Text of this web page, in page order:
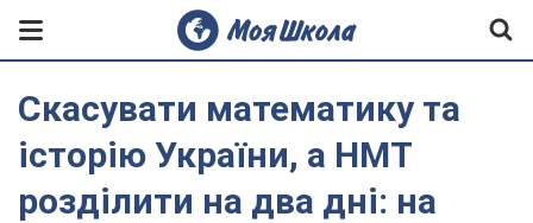
Скасувати математику та
історію України, а НМТ
розділити на два дні: на